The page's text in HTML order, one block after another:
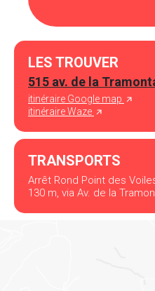
LES TROUVER
515 av. de la
itinéraire Google map
itinéraire Waze
TRANSPORTS
Arrêt Rond Point des
130 m, via Av. de la